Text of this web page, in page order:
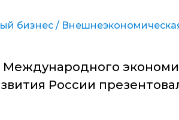
бизнес /
Международного
России